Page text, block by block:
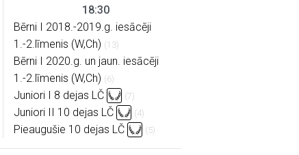
18:30
Bērni I 2018.-2019.g. iesācēji
1.-2.līmenis (W,Ch) (13)
Bērni I 2020.g. un jaun. iesācēji
1.-2.līmenis (W,Ch) (6)
Juniori I 8 dejas LČ (7)
Juniori II 10 dejas LČ (4)
Pieaugušie 10 dejas LČ (5)